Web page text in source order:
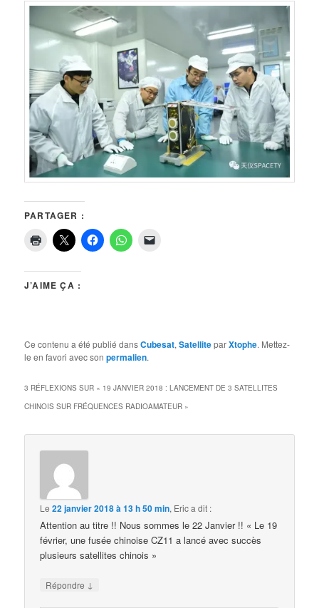
PARTAGER :
J’AIME ÇA :
Ce contenu a été publié dansCubesat,SatelliteparXtophe. Mettez-
le en favori avec sonpermalien.
3 RÉFLEXIONS SUR « 19 JANVIER 2018 : LANCEMENT DE 3 SATELLITES
CHINOIS SUR FRÉQUENCES RADIOAMATEUR »
Le22 janvier 2018 à 13 h 50 min, Erica dit :
Attention au titre !! Nous sommes le 22 Janvier !! « Le 19
février, une fusée chinoise CZ11 a lancé avec succès
plusieurs satellites chinois »
Répondre ↓